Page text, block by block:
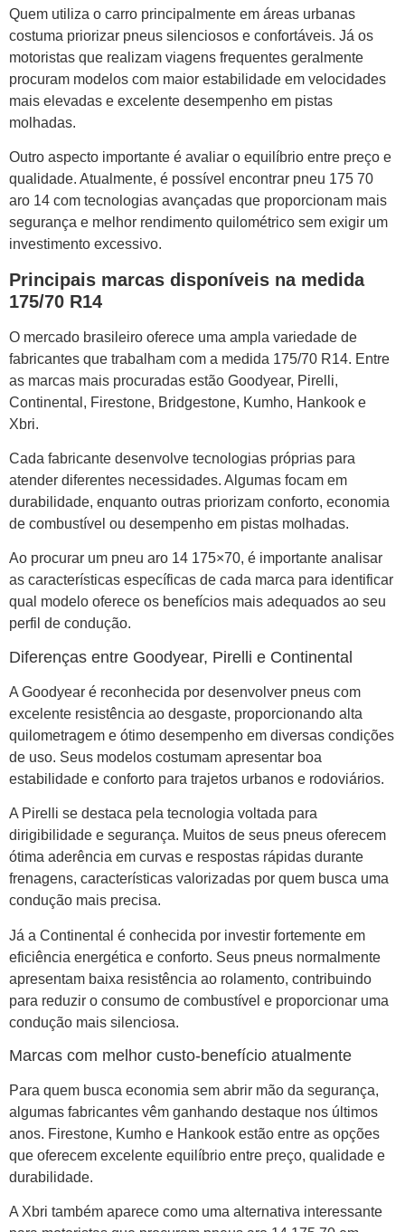
Quem utiliza o carro principalmente em áreas urbanas
costuma priorizar pneus silenciosos e confortáveis. Já os
motoristas que realizam viagens frequentes geralmente
procuram modelos com maior estabilidade em velocidades
mais elevadas e excelente desempenho em pistas
molhadas.
Outro aspecto importante é avaliar o equilíbrio entre preço e
qualidade. Atualmente, é possível encontrar pneu 175 70
aro 14 com tecnologias avançadas que proporcionam mais
segurança e melhor rendimento quilométrico sem exigir um
investimento excessivo.
Principais marcas disponíveis na medida
175/70 R14
O mercado brasileiro oferece uma ampla variedade de
fabricantes que trabalham com a medida 175/70 R14. Entre
as marcas mais procuradas estão Goodyear, Pirelli,
Continental, Firestone, Bridgestone, Kumho, Hankook e
Xbri.
Cada fabricante desenvolve tecnologias próprias para
atender diferentes necessidades. Algumas focam em
durabilidade, enquanto outras priorizam conforto, economia
de combustível ou desempenho em pistas molhadas.
Ao procurar um pneu aro 14 175×70, é importante analisar
as características específicas de cada marca para identificar
qual modelo oferece os benefícios mais adequados ao seu
perfil de condução.
Diferenças entre Goodyear, Pirelli e Continental
A Goodyear é reconhecida por desenvolver pneus com
excelente resistência ao desgaste, proporcionando alta
quilometragem e ótimo desempenho em diversas condições
de uso. Seus modelos costumam apresentar boa
estabilidade e conforto para trajetos urbanos e rodoviários.
A Pirelli se destaca pela tecnologia voltada para
dirigibilidade e segurança. Muitos de seus pneus oferecem
ótima aderência em curvas e respostas rápidas durante
frenagens, características valorizadas por quem busca uma
condução mais precisa.
Já a Continental é conhecida por investir fortemente em
eficiência energética e conforto. Seus pneus normalmente
apresentam baixa resistência ao rolamento, contribuindo
para reduzir o consumo de combustível e proporcionar uma
condução mais silenciosa.
Marcas com melhor custo-benefício atualmente
Para quem busca economia sem abrir mão da segurança,
algumas fabricantes vêm ganhando destaque nos últimos
anos. Firestone, Kumho e Hankook estão entre as opções
que oferecem excelente equilíbrio entre preço, qualidade e
durabilidade.
A Xbri também aparece como uma alternativa interessante